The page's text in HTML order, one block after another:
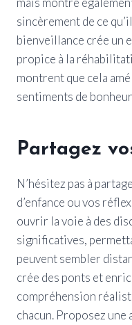
sincèrement de ce
bienveillance crée un
propice à la
montrent que cela
sentiments de
Partagez
N’hésitez pas à
d’enfance ou vos
ouvrir la voie à des
significatives,
peuvent sembler
crée des ponts et
compréhension
chacun. Proposez